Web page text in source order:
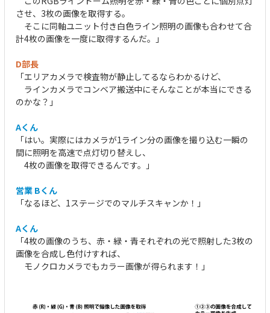
させ、3枚の画像を取得する。
そこに同軸ユニット付き白色ライン照明の画像も合わせて合
計4枚の画像を一度に取得するんだ。」
D部長
「エリアカメラで検査物が静止してるならわかるけど、
ラインカメラでコンベア搬送中にそんなことが本当にできる
のかな？」
Aくん
「はい。実際にはカメラが1ライン分の画像を撮り込む一瞬の
間に照明を高速で点灯切り替えし、
4枚の画像を取得できるんです。」
営業 Bくん
「なるほど、1ステージでのマルチスキャンか！」
Aくん
「4枚の画像のうち、赤・緑・青それぞれの光で照射した3枚の
画像を合成し色付けすれば、
モノクロカメラでもカラー画像が得られます！」